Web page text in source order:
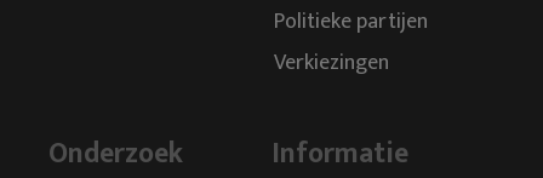
Politieke partijen
Verkiezingen
Onderzoek Informatie